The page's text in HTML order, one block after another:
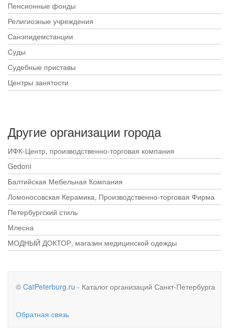
Пенсионные фонды
Религиозные учреждения
Санэпидемстанции
Суды
Судебные приставы
Центры занятости
Другие организации города
ИФК-Центр, производственно-торговая компания
Gedoni
Балтийская Мебельная Компания
Ломоносовская Керамика, Производственно-торговая Фирма
Петербургский стиль
Млесна
МОДНЫЙ ДОКТОР, магазин медицинской одежды
© CatPeterburg.ru - Каталог организаций Санкт-Петербурга
Обратная связь